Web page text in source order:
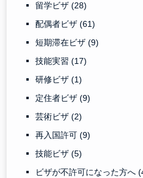
留学ビザ(28)
配偶者ビザ(61)
短期滞在ビザ(9)
技能実習(17)
研修ビザ(1)
定住者ビザ(9)
芸術ビザ(2)
再入国許可(9)
技能ビザ(5)
ビザが不許可になった方へ